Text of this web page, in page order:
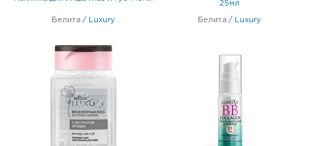
Белита / Luxury
25мл
Белита / Luxury